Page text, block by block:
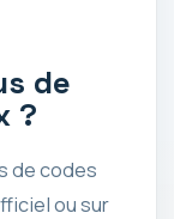
de
?
de codes
ou sur